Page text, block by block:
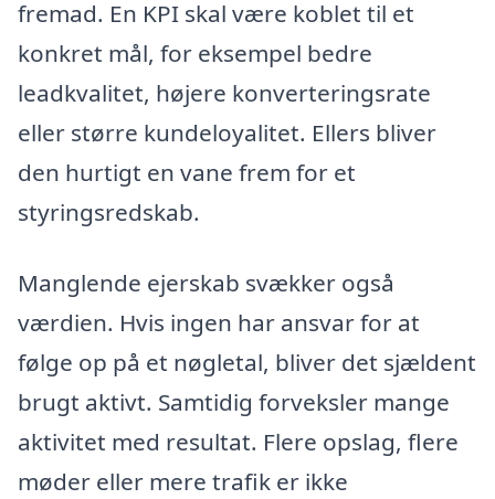
fremad. En KPI skal være koblet til et
konkret mål, for eksempel bedre
leadkvalitet, højere konverteringsrate
eller større kundeloyalitet. Ellers bliver
den hurtigt en vane frem for et
styringsredskab.
Manglende ejerskab svækker også
værdien. Hvis ingen har ansvar for at
følge op på et nøgletal, bliver det sjældent
brugt aktivt. Samtidig forveksler mange
aktivitet med resultat. Flere opslag, flere
møder eller mere trafik er ikke